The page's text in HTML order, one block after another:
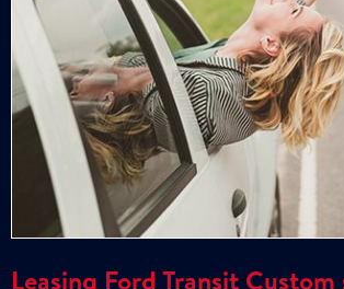
Leasing Ford Transit Custom